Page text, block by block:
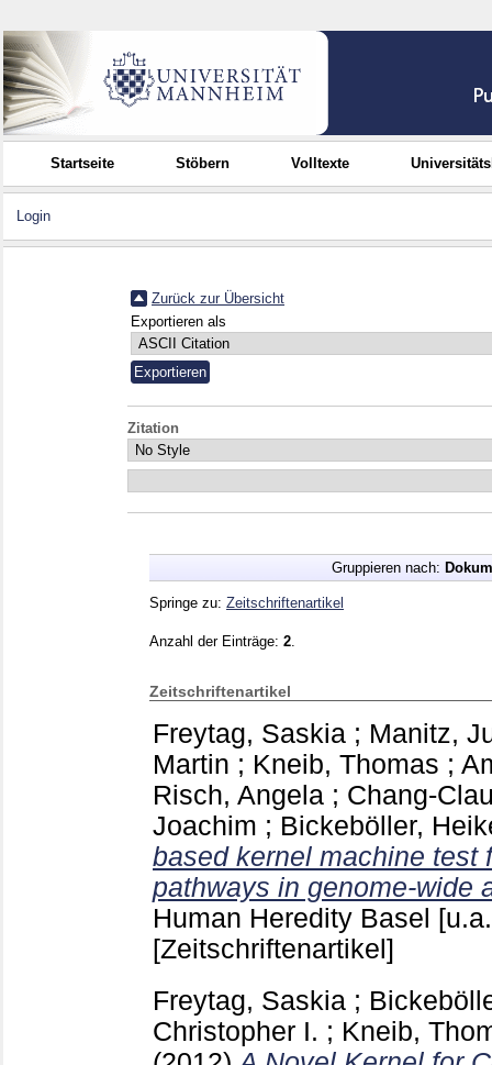
Startseite Stöbern Volltexte
Login
Zurück zur Übersicht
Exportieren als
Zitation
Gruppieren nach:
Springe zu: Zeitschriftenartikel
Anzahl der Einträge: 2
Zeitschriftenartikel
Freytag, Saskia ; Manitz,
Martin ; Kneib, Thomas ;
Risch, Angela ; Chang-
Joachim ; Bickeböller,
based kernel machine test
pathways in genome-wide
Human Heredity Basel
[Zeitschriftenartikel]
Freytag, Saskia ;
Christopher I. ; Kneib,